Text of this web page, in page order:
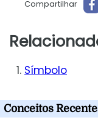
Compartilhar
Símbolo
Conceitos